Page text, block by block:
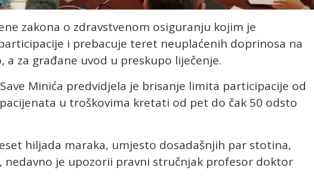
zakona o zdravstvenom osiguranju kojim je
i prebacuje teret neuplaćenih doprinosa na
a za građane uvod u preskupo liječenje.
Minića predvidjela je brisanje limita participacije od
u troškovima kretati od pet do čak 50 odsto
hiljada maraka, umjesto dosadašnjih par stotina,
nedavno je upozorii pravni stručnjak profesor doktor